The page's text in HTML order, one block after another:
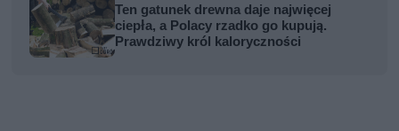
Ten gatunek drewna daje najwięcej
ciepła, a Polacy rzadko go kupują.
Prawdziwy król kaloryczności